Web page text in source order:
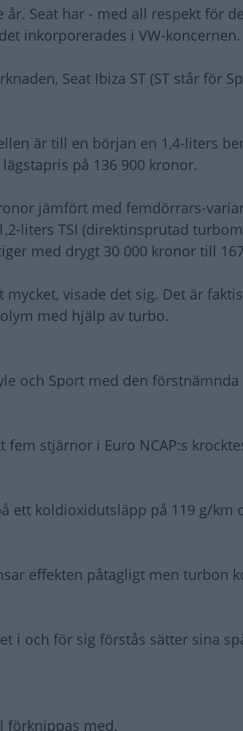
Seat har - med all respekt för
inkorporerades i VW-koncernen.
Seat Ibiza ST (ST står för
är till en början en 1,4-liters
på 136 900 kronor.
jämfört med femdörrars-
liters TSI (direktinsprutad
med drygt 30 000 kronor till
visade det sig. Det är
med hjälp av turbo.
och Sport med den
stjärnor i Euro NCAP:s
ett koldioxidutsläpp på 119 g/km
effekten påtagligt men turbon
i och för sig förstås sätter sina
förknippas med.